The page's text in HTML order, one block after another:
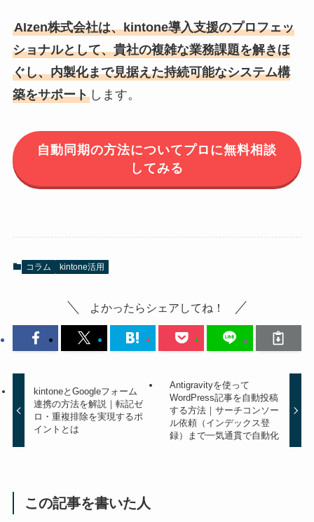
AIzen株式会社は、kintone導入支援のプロフェッ
ショナルとして、貴社の複雑な業務課題を解きほ
ぐし、内製化まで見据えた持続可能なシステム構
築をサポートします。
自動同期の方法についてプロに無料相談
してみる
コラム kintone活用
よかったらシェアしてね！
kintoneとGoogleフォーム
連携の方法を解説｜転記ゼ
ロ・重複排除を実現するポ
イントとは
Antigravityを使って
WordPress記事を自動投稿
する方法｜サーチコンソー
ル依頼（インデックス登
録）まで一気通貫で自動化
この記事を書いた人